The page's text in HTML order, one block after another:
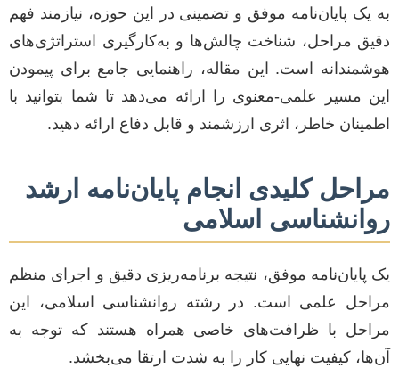
به یک پایان‌نامه موفق و تضمینی در این حوزه، نیازمند فهم
دقیق مراحل، شناخت چالش‌ها و به‌کارگیری استراتژی‌های
هوشمندانه است. این مقاله، راهنمایی جامع برای پیمودن
این مسیر علمی-معنوی را ارائه می‌دهد تا شما بتوانید با
اطمینان خاطر، اثری ارزشمند و قابل دفاع ارائه دهید.
مراحل کلیدی انجام پایان‌نامه ارشد
روانشناسی اسلامی
یک پایان‌نامه موفق، نتیجه برنامه‌ریزی دقیق و اجرای منظم
مراحل علمی است. در رشته روانشناسی اسلامی، این
مراحل با ظرافت‌های خاصی همراه هستند که توجه به
آن‌ها، کیفیت نهایی کار را به شدت ارتقا می‌بخشد.